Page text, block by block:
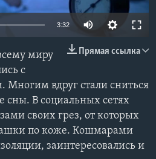
3:32
Прямая ссылка
миру
с
вдруг стали сниться
сны. В социальных сетях
своих грез, от которых
по коже. Кошмарами
заинтересовались и